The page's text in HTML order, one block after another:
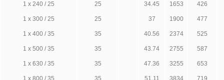
1 х 240 / 25 25 34.45 1653 426
1 х 300 / 25 25 37 1900 477
1 х 400 / 35 35 40.56 2374 525
1 х 500 / 35 35 43.74 2755 587
1 х 630 / 35 35 47.36 3255 653
1 х 800 / 35 35 51.11 3834 719